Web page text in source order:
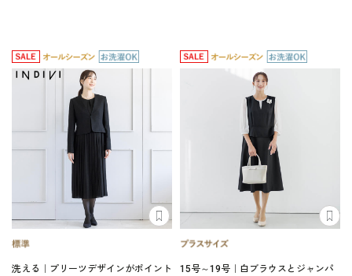
洗える｜プリーツデザインがポイント
15号～19号｜白ブラウスとジャンパ